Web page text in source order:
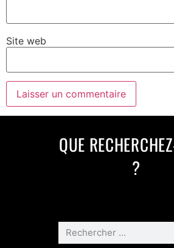
Site web
QUE
?